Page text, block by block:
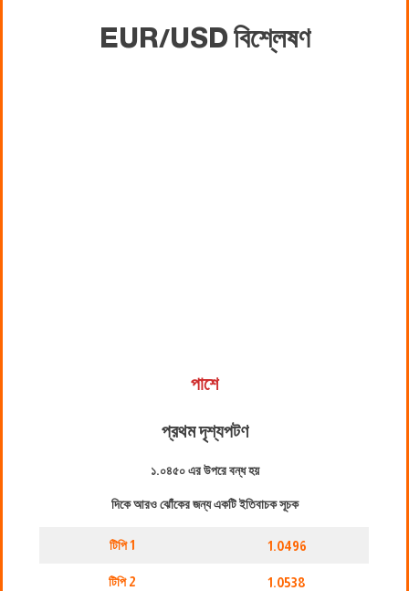
EUR/USD বিশ্লেষণ
পাশে
প্রথম দৃশ্যপটণ
১.০৪৫০ এর উপরে বন্ধ হয়
দিকে আরও ঝোঁকের জন্য একটি ইতিবাচক সূচক
টিপি 1 1.0496
টিপি 2 1.0538